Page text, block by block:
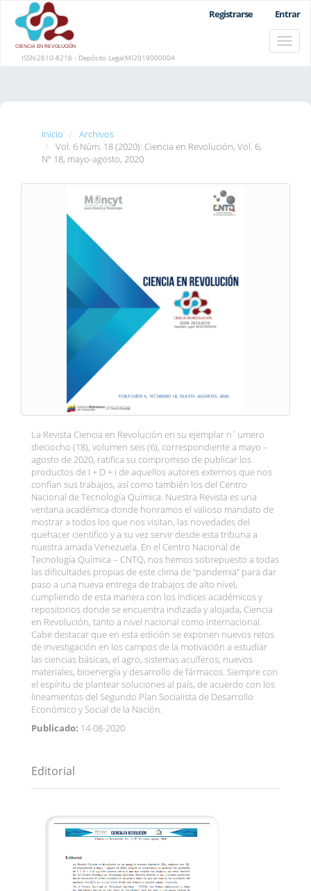
Navegación
principal
Contenido
principal
Barra
Registrarse Entrar
Toggle
ISSN:2610-8216 - Depósito Legal:MI2019000004
Inicio
Archivos
Vol. 6 Núm. 18 (2020): Ciencia en Revolución, Vol. 6,
Nº 18, mayo-agosto, 2020
La Revista Ciencia en Revolución en su ejemplar n´umero
dieciocho (18), volumen seis (6), correspondiente a mayo –
agosto de 2020, ratifica su compromiso de publicar los
productos de I + D + i de aquellos autores externos que nos
confían sus trabajos, así como también los del Centro
Nacional de Tecnología Química. Nuestra Revista es una
ventana académica donde honramos el valioso mandato de
mostrar a todos los que nos visitan, las novedades del
quehacer científico y a su vez servir desde esta tribuna a
nuestra amada Venezuela. En el Centro Nacional de
Tecnología Química – CNTQ, nos hemos sobrepuesto a todas
las dificultades propias de este clima de “pandemia” para dar
paso a una nueva entrega de trabajos de alto nivel,
cumpliendo de esta manera con los índices académicos y
repositorios donde se encuentra indizada y alojada, Ciencia
en Revolución, tanto a nivel nacional como internacional.
Cabe destacar que en esta edición se exponen nuevos retos
de investigación en los campos de la motivación a estudiar
las ciencias básicas, el agro, sistemas acuíferos, nuevos
materiales, bioenergía y desarrollo de fármacos. Siempre con
el espíritu de plantear soluciones al país, de acuerdo con los
lineamientos del Segundo Plan Socialista de Desarrollo
Económico y Social de la Nación.
Publicado: 14-08-2020
Editorial